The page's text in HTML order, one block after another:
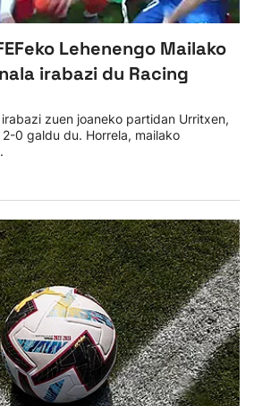
Lehenengo Mailako
irabazi du Racing
zuen joaneko partidan Urritxen,
0 galdu du. Horrela, mailako